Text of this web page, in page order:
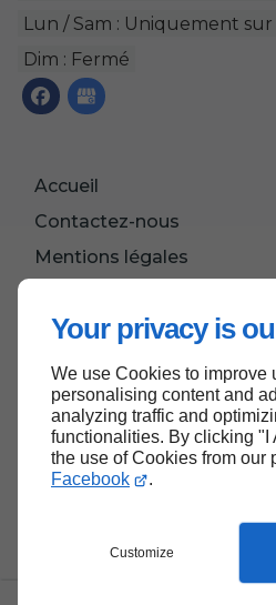
Your privacy is
We use Cookies to improve
personalising content and
analyzing traffic and
functionalities. By clicking "I
the use of Cookies from our
Facebook
.
Customize
Lun / Sam : Uniquement
Dim : Fermé
Accueil
Contactez-nous
Mentions légales
Retour